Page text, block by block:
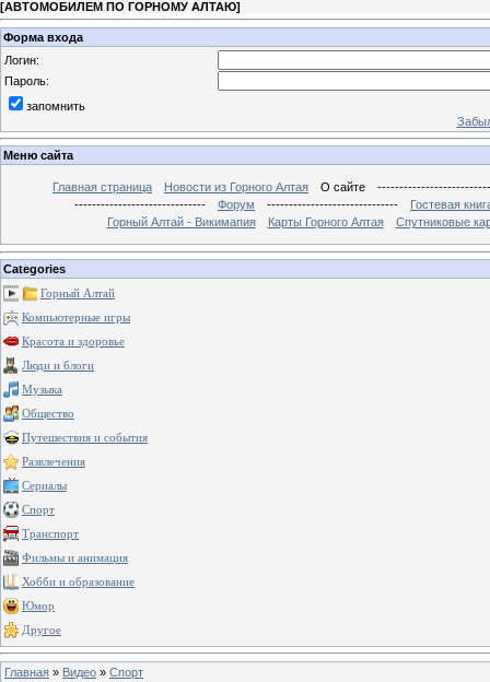
[АВТОМОБИЛЕМ ПО ГОРНОМУ АЛТАЮ]
Форма входа
Логин:
Пароль:
запомнить
Меню сайта
Главная страница Новости из Горного Алтая О сайте
------------------------------
Форум ------------------------------
Гостевая
Горный Алтай - Викимапия
Карты Горного Алтая Спутниковые
Categories
Горный Алтай
Компьютерные игры
Красота и здоровье
Люди и блоги
Музыка
Общество
Путешествия и события
Развлечения
Сериалы
Спорт
Транспорт
Фильмы и анимация
Хобби и образование
Юмор
Другое
Главная » Видео » Спорт